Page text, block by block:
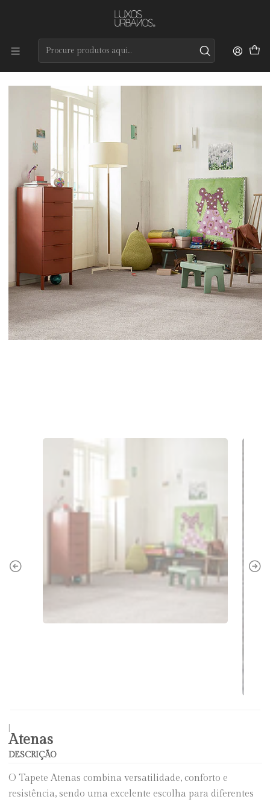
Preços de qualidade e entrega rápida
Atenas
DESCRIÇÃO
O Tapete Atenas combina versatilidade, conforto e
resistência, sendo uma excelente escolha para diferentes